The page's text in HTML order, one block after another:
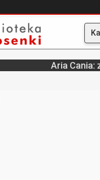
Aria Cania: